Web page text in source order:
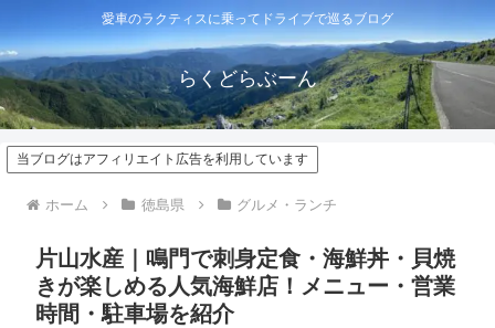
愛車のラクティスに乗ってドライブで巡るブログ
らくどらぶーん
当ブログはアフィリエイト広告を利用しています
ホーム 徳島県 グルメ・ランチ
片山水産｜鳴門で刺身定食・海鮮丼・貝焼
きが楽しめる人気海鮮店！メニュー・営業
時間・駐車場を紹介